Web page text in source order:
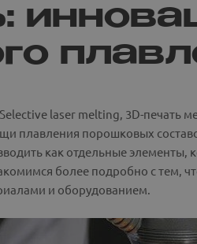
laser melting, 3D-печать
плавления порошковых
как отдельные элементы,
более подробно с тем,
и оборудованием.